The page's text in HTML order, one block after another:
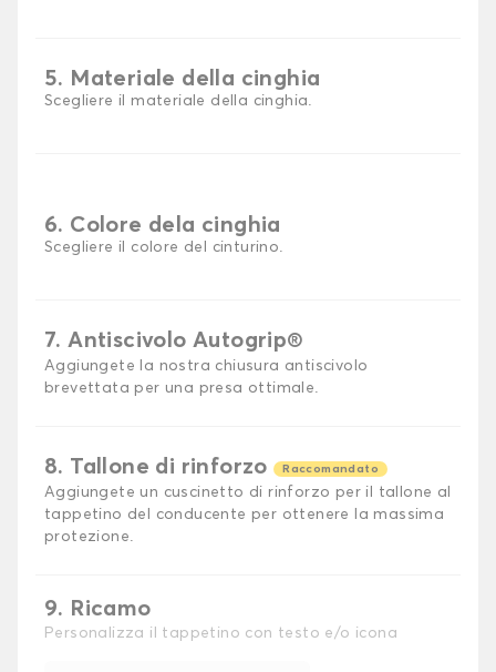
5. Materiale della cinghia
Scegliere il materiale della cinghia.
6. Colore dela cinghia
Scegliere il colore del cinturino.
7. Antiscivolo Autogrip®
Aggiungete la nostra chiusura antiscivolo
brevettata per una presa ottimale.
8. Tallone di rinforzo Raccomandato
Aggiungete un cuscinetto di rinforzo per il tallone al
tappetino del conducente per ottenere la massima
protezione.
9. Ricamo
Personalizza il tappetino con testo e/o icona